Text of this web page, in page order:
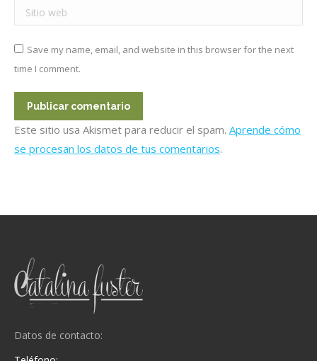
Sitio web
Save my name, email, and website in this browser for the next
time I comment.
Publicar comentario
Este sitio usa Akismet para reducir el spam. Aprende cómo
se procesan los datos de tus comentarios.
Datos de contacto: